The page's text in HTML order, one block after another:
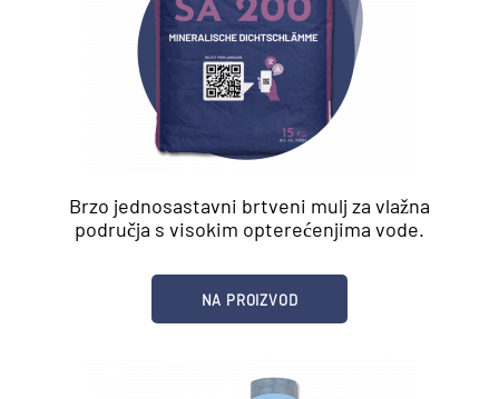
Brzo jednosastavni brtveni mulj za vlažna
područja s visokim opterećenjima vode.
NA PROIZVOD